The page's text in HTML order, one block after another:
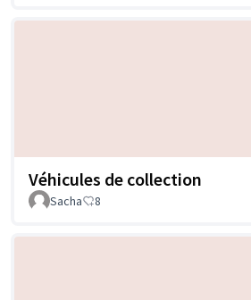
Véhicules de collection
Sacha 8